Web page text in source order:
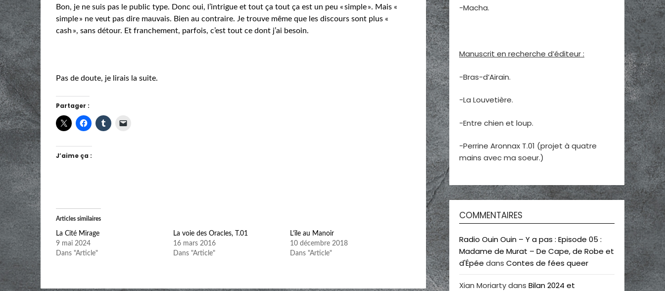
Bon, je ne suis pas le public type. Donc oui, l’intrigue et tout ça tout ça est un peu « simple ». Mais «
simple » ne veut pas dire mauvais. Bien au contraire. Je trouve même que les discours sont plus «
cash », sans détour. Et franchement, parfois, c’est tout ce dont j’ai besoin.
Pas de doute, je lirais la suite.
Partager :
J’aime ça :
Articles similaires
La Cité Mirage
9 mai 2024
Dans "Article"
La voie des Oracles, T.01
16 mars 2016
Dans "Article"
L’île au Manoir
10 décembre 2018
Dans "Article"
-Macha.
Manuscrit en recherche d’éditeur :
-Bras-d’Airain.
-La Louvetière.
-Entre chien et loup.
-Perrine Aronnax T.01 (projet à quatre
mains avec ma soeur.)
COMMENTAIRES
Radio Ouin Ouin – Y a pas : Episode 05 :
Madame de Murat – De Cape, de Robe et
d'Épée dans Contes de fées queer
Xian Moriartydans Bilan 2024 et